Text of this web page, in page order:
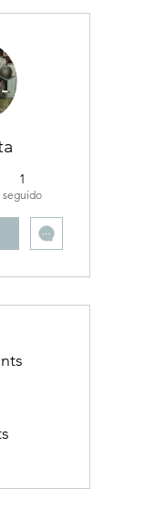
1
seguido